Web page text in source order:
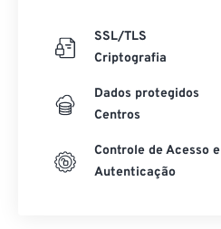
SSL/TLS
Criptografia
Dados protegidos
Centros
Controle de Acesso e
Autenticação